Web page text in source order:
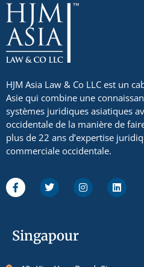
HJM Asia Law & Co LLC est un
Asie qui combine une
systèmes juridiques asiatiques
occidentale de la manière de
plus de 22 ans d’expertise
commerciale occidentale.
Singapour